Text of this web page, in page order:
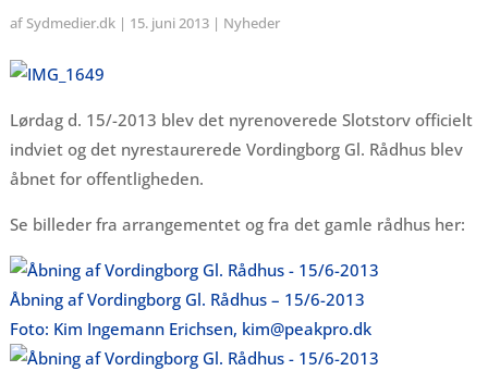
af Sydmedier.dk| 15. juni 2013| Nyheder
Lørdag d. 15/-2013 blev det nyrenoverede Slotstorv officielt
indviet og det nyrestaurerede Vordingborg Gl. Rådhus blev
åbnet for offentligheden.
Se billeder fra arrangementet og fra det gamle rådhus her:
Åbning af Vordingborg Gl. Rådhus – 15/6-2013
Foto: Kim Ingemann Erichsen, kim@peakpro.dk